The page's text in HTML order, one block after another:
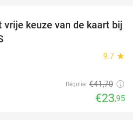
43%
vrije keuze van de kaart bij
9.7 star
Regulier €41,70
€23,95